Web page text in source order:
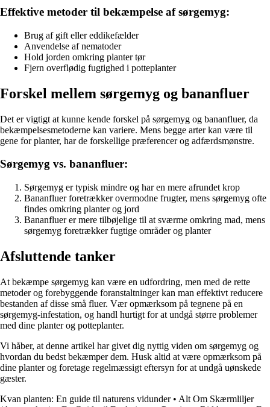
Effektive metoder til bekæmpelse af sørgemyg:
Brug af gift eller eddikefælder
Anvendelse af nematoder
Hold jorden omkring planter tør
Fjern overflødig fugtighed i potteplanter
Forskel mellem sørgemyg og bananfluer
Det er vigtigt at kunne kende forskel på sørgemyg og bananfluer, da
bekæmpelsesmetoderne kan variere. Mens begge arter kan være til
gene for planter, har de forskellige præferencer og adfærdsmønstre.
Sørgemyg vs. bananfluer:
Sørgemyg er typisk mindre og har en mere afrundet krop
Bananfluer foretrækker overmodne frugter, mens sørgemyg ofte
findes omkring planter og jord
Bananfluer er mere tilbøjelige til at sværme omkring mad, mens
sørgemyg foretrækker fugtige områder og planter
Afsluttende tanker
At bekæmpe sørgemyg kan være en udfordring, men med de rette
metoder og forebyggende foranstaltninger kan man effektivt reducere
bestanden af disse små fluer. Vær opmærksom på tegnene på en
sørgemyg-infestation, og handl hurtigt for at undgå større problemer
med dine planter og potteplanter.
Vi håber, at denne artikel har givet dig nyttig viden om sørgemyg og
hvordan du bedst bekæmper dem. Husk altid at være opmærksom på
dine planter og foretage regelmæssigt eftersyn for at undgå uønskede
gæster.
Kvan planten: En guide til naturens vidunder• Alt Om Skærmliljer